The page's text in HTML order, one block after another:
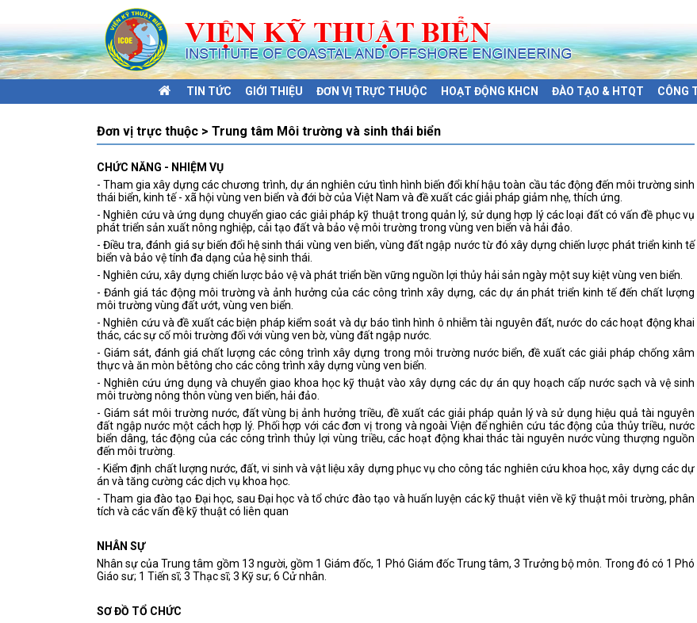
TIN TỨC GIỚI THIỆU ĐƠN VỊ TRỰC THUỘC HOẠT ĐỘNG KHCN ĐÀO TẠO & HTQT CÔNG
Đơn vị trực thuộc > Trung tâm Môi trường và sinh thái biển
CHỨC NĂNG - NHIỆM VỤ
- Tham gia xây dựng các chương trình, dự án nghiên cứu tình hình biến đổi khí hậu toàn cầu tác động đến môi trường sinh
thái biển, kinh tế - xã hội vùng ven biển và đới bờ của Việt Nam và đề xuất các giải pháp giảm nhẹ, thích ứng.
- Nghiên cứu và ứng dụng chuyển giao các giải pháp kỹ thuật trong quản lý, sử dụng hợp lý các loại đất có vấn đề phục vụ
phát triển sản xuất nông nghiệp, cải tạo đất và bảo vệ môi trường trong vùng ven biển và hải đảo.
- Điều tra, đánh giá sự biến đổi hệ sinh thái vùng ven biển, vùng đất ngập nước từ đó xây dựng chiến lược phát triển kinh tế
biển và bảo vệ tính đa dạng của hệ sinh thái.
- Nghiên cứu, xây dựng chiến lược bảo vệ và phát triển bền vững nguồn lợi thủy hải sản ngày một suy kiệt vùng ven biển.
- Đánh giá tác động môi trường và ảnh hưởng của các công trình xây dựng, các dự án phát triển kinh tế đến chất lượng
môi trường vùng đất ướt, vùng ven biển.
- Nghiên cứu và đề xuất các biện pháp kiểm soát và dự báo tình hình ô nhiễm tài nguyên đất, nước do các hoạt động khai
thác, các sự cố môi trường đối với vùng ven bờ, vùng đất ngập nước.
- Giám sát, đánh giá chất lượng các công trình xây dựng trong môi trường nước biển, đề xuất các giải pháp chống xâm
thực và ăn mòn bêtông cho các công trình xây dựng vùng ven biển.
- Nghiên cứu ứng dụng và chuyển giao khoa học kỹ thuật vào xây dựng các dự án quy hoạch cấp nước sạch và vệ sinh
môi trường nông thôn vùng ven biển, hải đảo.
- Giám sát môi trường nước, đất vùng bị ảnh hưởng triều, đề xuất các giải pháp quản lý và sử dụng hiệu quả tài nguyên
đất ngập nước một cách hợp lý. Phối hợp với các đơn vị trong và ngoài Viện để nghiên cứu tác động của thủy triều, nước
biển dâng, tác động của các công trình thủy lợi vùng triều, các hoạt động khai thác tài nguyên nước vùng thượng nguồn
đến môi trường.
- Kiểm định chất lượng nước, đất, vi sinh và vật liệu xây dựng phục vụ cho công tác nghiên cứu khoa học, xây dựng các dự
án và tăng cường các dịch vụ khoa học.
- Tham gia đào tạo Đại học, sau Đại học và tổ chức đào tạo và huấn luyện các kỹ thuật viên về kỹ thuật môi trường, phân
tích và các vấn đề kỹ thuật có liên quan
NHÂN SỰ
Nhân sự của Trung tâm gồm 13 người, gồm 1 Giám đốc, 1 Phó Giám đốc Trung tâm, 3 Trưởng bộ môn. Trong đó có 1 Phó
Giáo sư; 1 Tiến sĩ; 3 Thạc sĩ; 3 Kỹ sư; 6 Cử nhân.
SƠ ĐỒ TỔ CHỨC